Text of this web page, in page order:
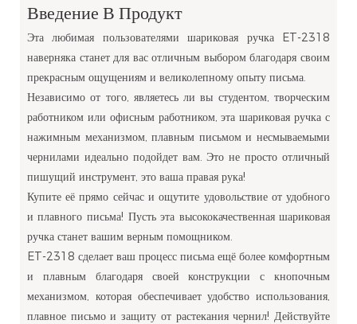
Введение В Продукт
Эта любимая пользователями шариковая ручка ET-2318
наверняка станет для вас отличным выбором благодаря своим
прекрасным ощущениям и великолепному опыту письма.
Независимо от того, являетесь ли вы студентом, творческим
работником или офисным работником, эта шариковая ручка с
нажимным механизмом, плавным письмом и несмываемыми
чернилами идеально подойдет вам. Это не просто отличный
пишущий инструмент, это ваша правая рука!
Купите её прямо сейчас и ощутите удовольствие от удобного
и плавного письма! Пусть эта высококачественная шариковая
ручка станет вашим верным помощником.
ET-2318 сделает ваш процесс письма ещё более комфортным
и плавным благодаря своей конструкции с кнопочным
механизмом, которая обеспечивает удобство использования,
плавное письмо и защиту от растекания чернил! Действуйте